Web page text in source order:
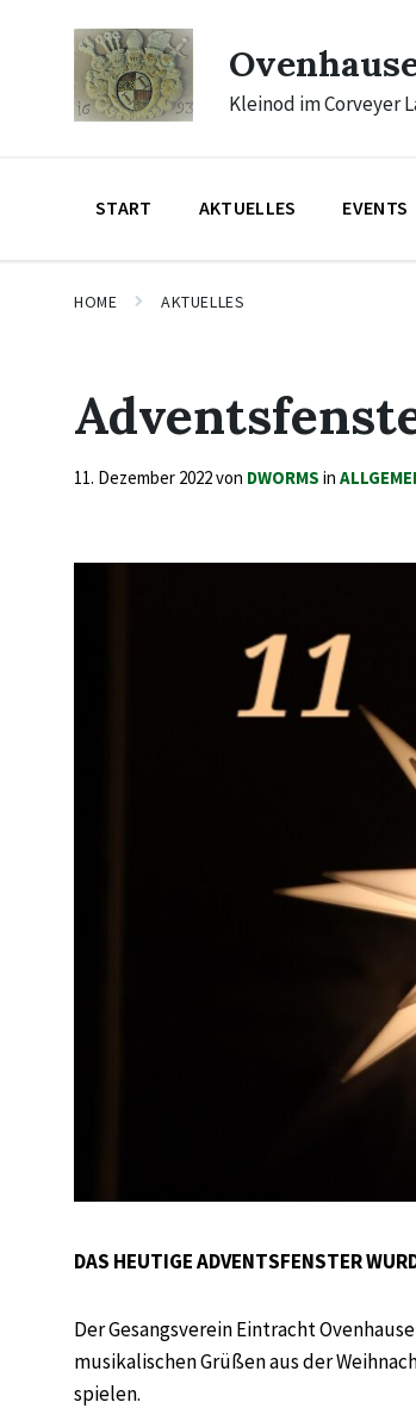
navigation
Kleinod im Corveyer
START AKTUELLES EVENTS
HOME AKTUELLES
11. Dezember 2022von DWORMS in
DAS HEUTIGE ADVENTSFENSTER
Der Gesangsverein Eintracht
musikalischen Grüßen aus der
spielen.